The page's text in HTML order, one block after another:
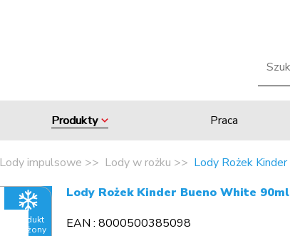
Produkty Praca
Lody impulsowe Lody w rożku Lody Rożek
Produkt
mrożony
Lody Rożek Kinder Bueno White
EAN : 8000500385098